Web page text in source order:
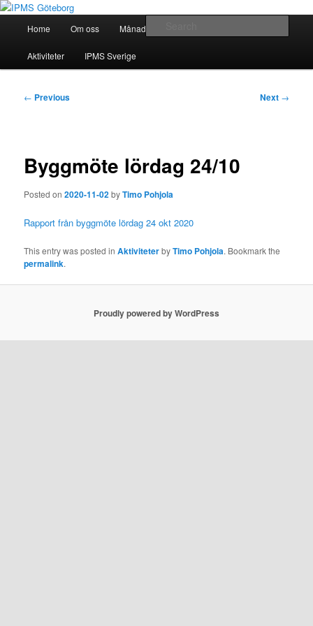
Skip
primary
contentIPMS Göteborg
Modellbygge i Väst
Home Om oss Månadsmöten
Aktiviteter IPMS Sverige
Post
← Previous Next →
Byggmöte lördag 24/10
Posted on2020-11-02byTimo Pohjola
Rapport från byggmöte lördag 24 okt 2020
This entry was posted inAktiviteterbyTimo Pohjola. Bookmark the
permalink.
Proudly powered by WordPress